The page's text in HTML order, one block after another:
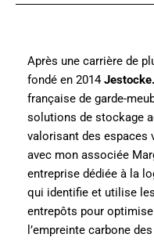
Après une carrière de
fondé en 2014
française de garde-
solutions de stockage
valorisant des espaces
avec mon associée
entreprise dédiée à la
qui identifie et utilise
entrepôts pour
l’empreinte carbone